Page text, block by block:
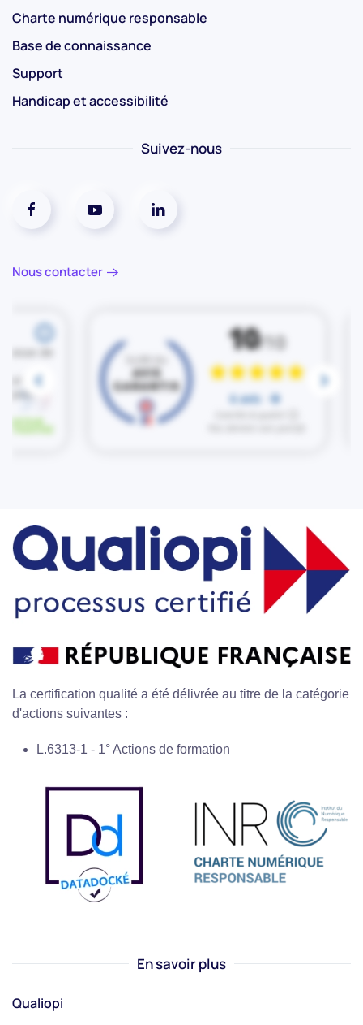
Charte numérique responsable
Base de connaissance
Support
Handicap et accessibilité
Suivez-nous
Réseaux social facebook Réseaux social youtube Réseaux social linkedin
Nous contacter
La certification qualité a été délivrée au titre de la catégorie
d'actions suivantes :
L.6313-1 - 1° Actions de formation
En savoir plus
Qualiopi